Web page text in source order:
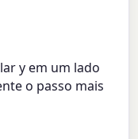
y em um lado
o passo mais